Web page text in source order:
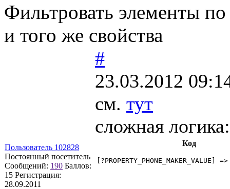
Фильтровать элементы
и того же свойства
Пользователь 102828
Постоянный посетитель
Сообщений: 190 Баллов:
15 Регистрация:
28.09.2011
#
23.03.2012
см. тут
сложная логика:
Код
[?PROPERTY_PHONE_MAKER_VALUE]